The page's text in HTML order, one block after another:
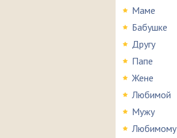
Маме
Бабушке
Другу
Папе
Жене
Любимой
Мужу
Любимому